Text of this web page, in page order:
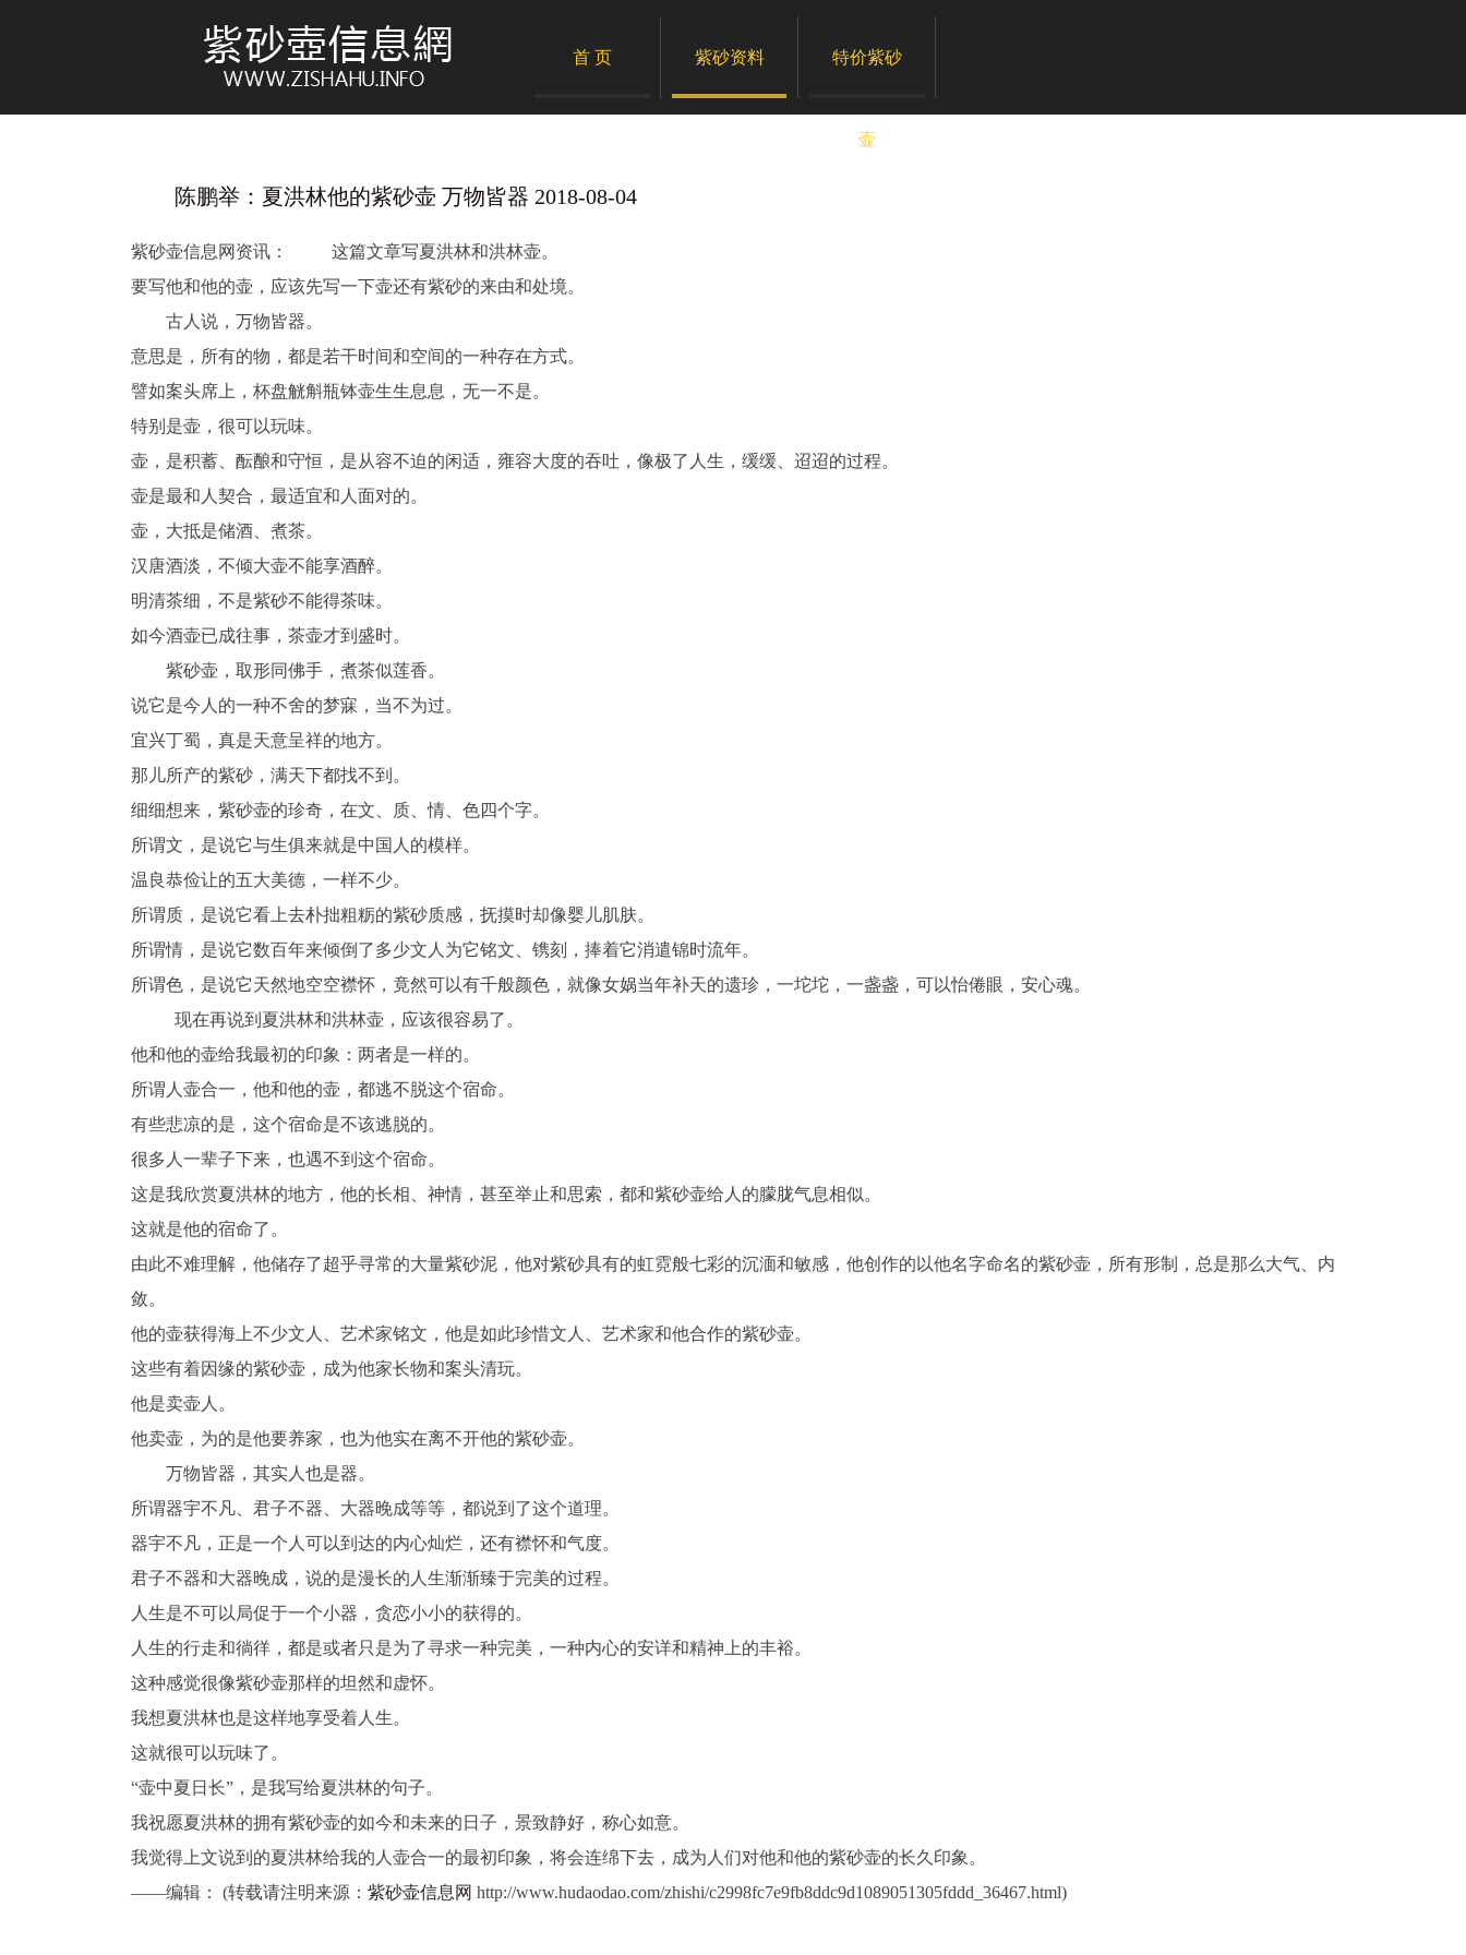
首 页 紫砂资料 特价紫砂
壶
陈鹏举：夏洪林他的紫砂壶 万物皆器 2018-08-04
紫砂壶信息网资讯： 这篇文章写夏洪林和洪林壶。
要写他和他的壶，应该先写一下壶还有紫砂的来由和处境。
古人说，万物皆器。
意思是，所有的物，都是若干时间和空间的一种存在方式。
譬如案头席上，杯盘觥斛瓶钵壶生生息息，无一不是。
特别是壶，很可以玩味。
壶，是积蓄、酝酿和守恒，是从容不迫的闲适，雍容大度的吞吐，像极了人生，缓缓、迢迢的过程。
壶是最和人契合，最适宜和人面对的。
壶，大抵是储酒、煮茶。
汉唐酒淡，不倾大壶不能享酒醉。
明清茶细，不是紫砂不能得茶味。
如今酒壶已成往事，茶壶才到盛时。
紫砂壶，取形同佛手，煮茶似莲香。
说它是今人的一种不舍的梦寐，当不为过。
宜兴丁蜀，真是天意呈祥的地方。
那儿所产的紫砂，满天下都找不到。
细细想来，紫砂壶的珍奇，在文、质、情、色四个字。
所谓文，是说它与生俱来就是中国人的模样。
温良恭俭让的五大美德，一样不少。
所谓质，是说它看上去朴拙粗粝的紫砂质感，抚摸时却像婴儿肌肤。
所谓情，是说它数百年来倾倒了多少文人为它铭文、镌刻，捧着它消遣锦时流年。
所谓色，是说它天然地空空襟怀，竟然可以有千般颜色，就像女娲当年补天的遗珍，一坨坨，一盏盏，可以怡倦眼，安心魂。
现在再说到夏洪林和洪林壶，应该很容易了。
他和他的壶给我最初的印象：两者是一样的。
所谓人壶合一，他和他的壶，都逃不脱这个宿命。
有些悲凉的是，这个宿命是不该逃脱的。
很多人一辈子下来，也遇不到这个宿命。
这是我欣赏夏洪林的地方，他的长相、神情，甚至举止和思索，都和紫砂壶给人的朦胧气息相似。
这就是他的宿命了。
由此不难理解，他储存了超乎寻常的大量紫砂泥，他对紫砂具有的虹霓般七彩的沉湎和敏感，他创作的以他名字命名的紫砂壶，所有形制，总是那么大气、内
敛。
他的壶获得海上不少文人、艺术家铭文，他是如此珍惜文人、艺术家和他合作的紫砂壶。
这些有着因缘的紫砂壶，成为他家长物和案头清玩。
他是卖壶人。
他卖壶，为的是他要养家，也为他实在离不开他的紫砂壶。
万物皆器，其实人也是器。
所谓器宇不凡、君子不器、大器晚成等等，都说到了这个道理。
器宇不凡，正是一个人可以到达的内心灿烂，还有襟怀和气度。
君子不器和大器晚成，说的是漫长的人生渐渐臻于完美的过程。
人生是不可以局促于一个小器，贪恋小小的获得的。
人生的行走和徜徉，都是或者只是为了寻求一种完美，一种内心的安详和精神上的丰裕。
这种感觉很像紫砂壶那样的坦然和虚怀。
我想夏洪林也是这样地享受着人生。
这就很可以玩味了。
“壶中夏日长”，是我写给夏洪林的句子。
我祝愿夏洪林的拥有紫砂壶的如今和未来的日子，景致静好，称心如意。
我觉得上文说到的夏洪林给我的人壶合一的最初印象，将会连绵下去，成为人们对他和他的紫砂壶的长久印象。
——编辑： (转载请注明来源： 紫砂壶信息网 http://www.hudaodao.com/zhishi/c2998fc7e9fb8ddc9d1089051305fddd_36467.html)